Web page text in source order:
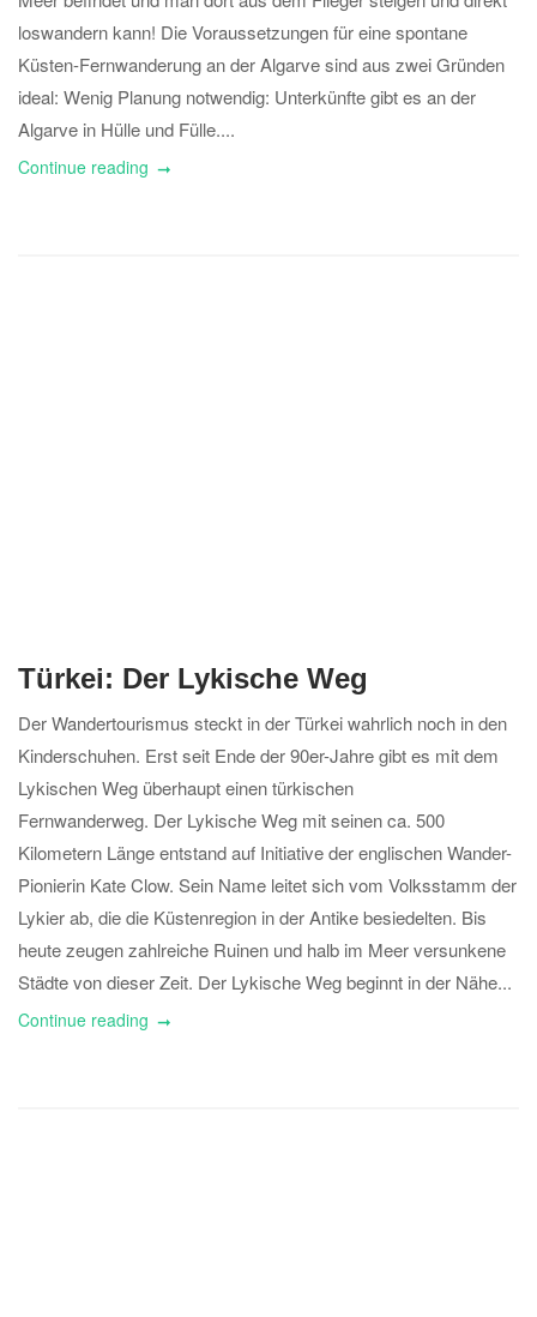
loswandern kann! Die Voraussetzungen für eine spontane
Küsten-Fernwanderung an der Algarve sind aus zwei Gründen
ideal: Wenig Planung notwendig: Unterkünfte gibt es an der
Algarve in Hülle und Fülle....
Continue reading
Türkei: Der Lykische Weg
Der Wandertourismus steckt in der Türkei wahrlich noch in den
Kinderschuhen. Erst seit Ende der 90er-Jahre gibt es mit dem
Lykischen Weg überhaupt einen türkischen
Fernwanderweg. Der Lykische Weg mit seinen ca. 500
Kilometern Länge entstand auf Initiative der englischen Wander-
Pionierin Kate Clow. Sein Name leitet sich vom Volksstamm der
Lykier ab, die die Küstenregion in der Antike besiedelten. Bis
heute zeugen zahlreiche Ruinen und halb im Meer versunkene
Städte von dieser Zeit. Der Lykische Weg beginnt in der Nähe...
Continue reading